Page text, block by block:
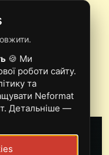
🍪 Ми
роботи сайту.
та
Neformat
Детальніше —